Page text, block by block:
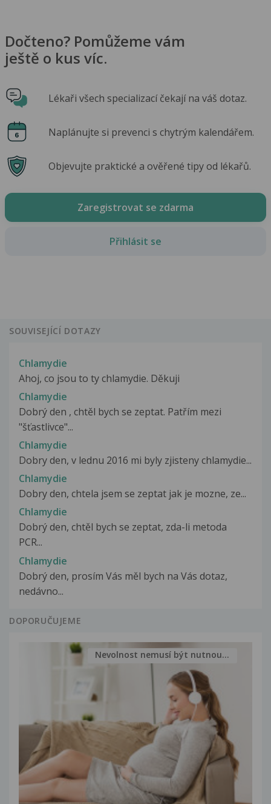
Dočteno? Pomůžeme vám
ještě o kus víc.
Lékaři všech specializací čekají na váš dotaz.
Naplánujte si prevenci s chytrým kalendářem.
Objevujte praktické a ověřené tipy od lékařů.
Zaregistrovat se zdarma
Přihlásit se
SOUVISEJÍCÍ DOTAZY
Chlamydie
Ahoj, co jsou to ty chlamydie. Děkuji
Chlamydie
Dobrý den , chtěl bych se zeptat. Patřím mezi
"šťastlivce"...
Chlamydie
Dobry den, v lednu 2016 mi byly zjisteny chlamydie...
Chlamydie
Dobry den, chtela jsem se zeptat jak je mozne, ze...
Chlamydie
Dobrý den, chtěl bych se zeptat, zda-li metoda
PCR...
Chlamydie
Dobrý den, prosím Vás měl bych na Vás dotaz,
nedávno...
DOPORUČUJEME
Nevolnost nemusí být nutnou...